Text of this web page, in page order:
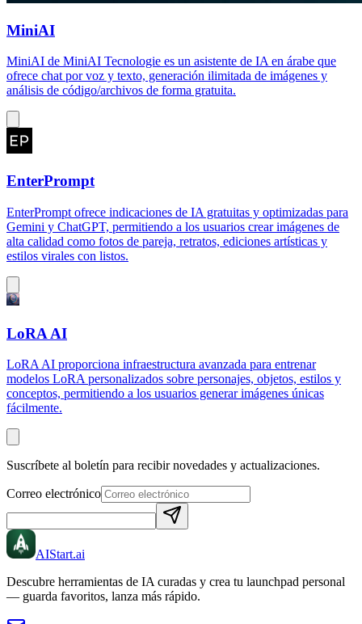
MiniAI
MiniAI de MiniAI Tecnologie es un asistente de IA en árabe que
ofrece chat por voz y texto, generación ilimitada de imágenes y
análisis de código/archivos de forma gratuita.
EnterPrompt
EnterPrompt ofrece indicaciones de IA gratuitas y optimizadas para
Gemini y ChatGPT, permitiendo a los usuarios crear imágenes de
alta calidad como fotos de pareja, retratos, ediciones artísticas y
estilos virales con listos.
LoRA AI
LoRA AI proporciona infraestructura avanzada para entrenar
modelos LoRA personalizados sobre personajes, objetos, estilos y
conceptos, permitiendo a los usuarios generar imágenes únicas
fácilmente.
Suscríbete al boletín para recibir novedades y actualizaciones.
Correo electrónico
AIStart.ai
Descubre herramientas de IA curadas y crea tu launchpad personal
— guarda favoritos, lanza más rápido.